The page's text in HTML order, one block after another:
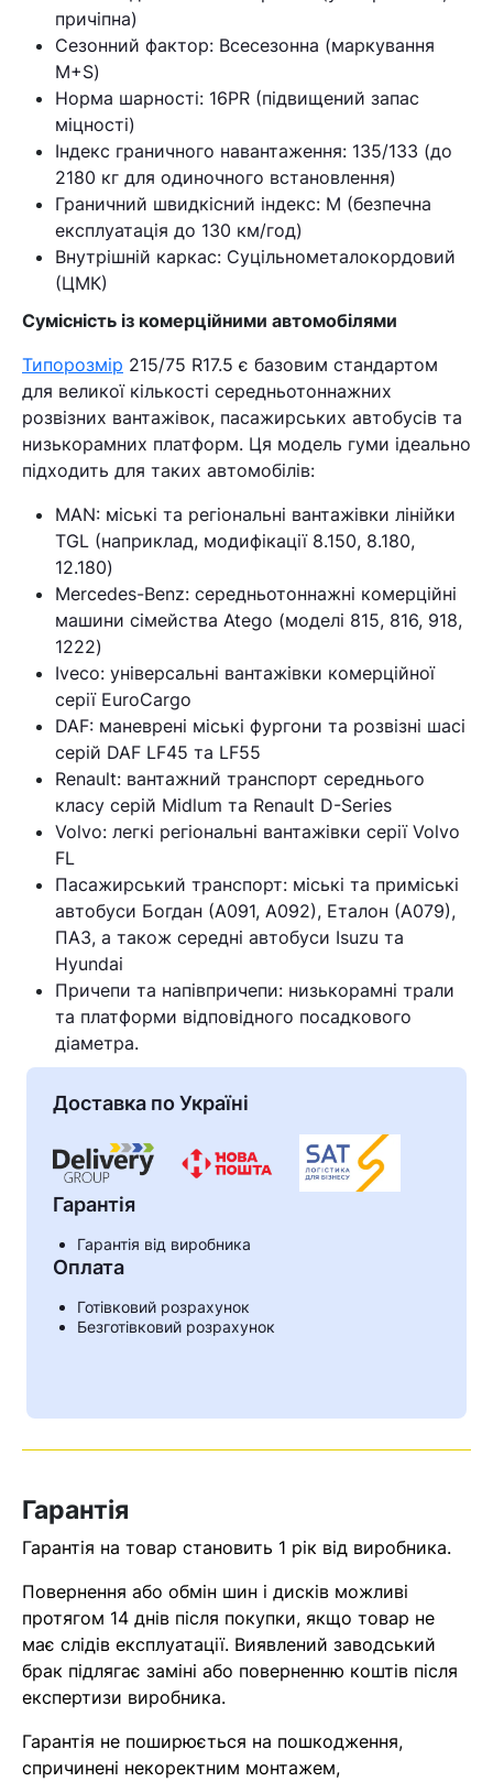
Кошик
У кошику немає товарів.
Помилка:Contact form не
знайдена.
Ваш номер надіслано.
Оператор зв’яжеться з вами
найближчим часом
причіпна)
Сезонний фактор: Всесезонна (маркування
M+S)
Норма шарності: 16PR (підвищений запас
міцності)
Індекс граничного навантаження: 135/133 (до
2180 кг для одиночного встановлення)
Граничний швидкісний індекс: M (безпечна
експлуатація до 130 км/год)
Внутрішній каркас: Суцільнометалокордовий
(ЦМК)
Сумісність із комерційними автомобілями
Типорозмір 215/75 R17.5 є базовим стандартом
для великої кількості середньотоннажних
розвізних вантажівок, пасажирських автобусів та
низькорамних платформ. Ця модель гуми ідеально
підходить для таких автомобілів:
MAN: міські та регіональні вантажівки лінійки
TGL (наприклад, модифікації 8.150, 8.180,
12.180)
Mercedes-Benz: середньотоннажні комерційні
машини сімейства Atego (моделі 815, 816, 918,
1222)
Iveco: універсальні вантажівки комерційної
серії EuroCargo
DAF: маневрені міські фургони та розвізні шасі
серій DAF LF45 та LF55
Renault: вантажний транспорт середнього
класу серій Midlum та Renault D-Series
Volvo: легкі регіональні вантажівки серії Volvo
FL
Пасажирський транспорт: міські та приміські
автобуси Богдан (А091, А092), Еталон (А079),
ПАЗ, а також середні автобуси Isuzu та
Hyundai
Причепи та напівпричепи: низькорамні трали
та платформи відповідного посадкового
діаметра.
Доставка по Україні
Гарантія
Гарантія від виробника
Оплата
Готівковий розрахунок
Безготівковий розрахунок
Гарантія
Гарантія на товар становить 1 рік від виробника.
Повернення або обмін шин і дисків можливі
протягом 14 днів після покупки, якщо товар не
має слідів експлуатації. Виявлений заводський
брак підлягає заміні або поверненню коштів після
експертизи виробника.
Гарантія не поширюється на пошкодження,
спричинені некоректним монтажем,